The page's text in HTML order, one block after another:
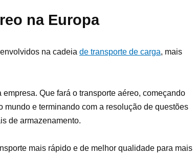
na Europa
na cadeia de transporte de carga, mais
Que fará o transporte aéreo, começando
e terminando com a resolução de questões
de armazenamento.
mais rápido e de melhor qualidade para mais